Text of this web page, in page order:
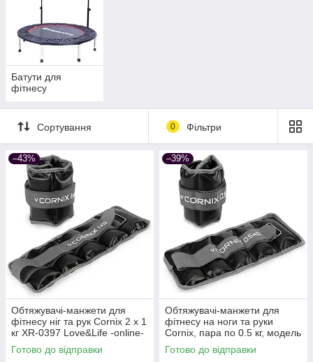
Батути для
фітнесу
Сортування 0 Фільтри
–43%
Обтяжувачі-манжети для
фітнесу ніг та рук Cornix 2 x 1
кг XR-0397 Love&Life -online-
multimarket-
Готово до відправки
–39%
Обтяжувачі-манжети для
фітнесу на ноги та руки
Cornix, пара по 0.5 кг, модель
XR-0394 Love&Life -online-
multimarket-
Готово до відправки